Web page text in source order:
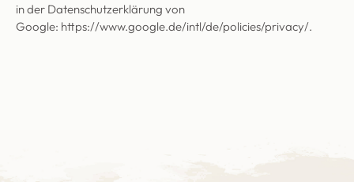
in der Datenschutzerklärung von
Google: https://www.google.de/intl/de/policies/privacy/.